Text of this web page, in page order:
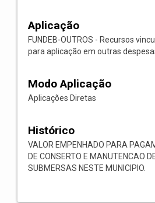
Aplicação
FUNDEB-OUTROS - Recursos
para aplicação em outras
Modo Aplicação
Aplicações Diretas
Histórico
VALOR EMPENHADO PARA
DE CONSERTO E MANUTENCAO
SUBMERSAS NESTE MUNICIPIO.